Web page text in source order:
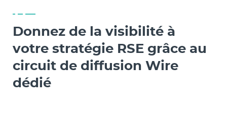
Donnez de la visibilité à
votre stratégie RSE grâce au
circuit de diffusion Wire
dédié